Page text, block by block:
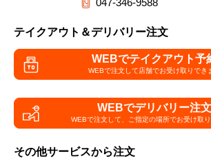
テイクアウト＆デリバリー注文
WEBでテイクアウト予
WEBで注文して店舗でお受け取りでき
WEBでデリバリー注文
WEBで注文して、 ご指定の場所でお受け取
その他サービスから注文